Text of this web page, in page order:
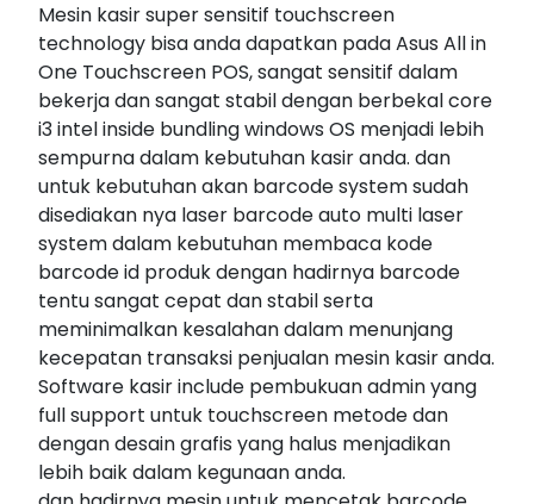
Mesin kasir super sensitif touchscreen
technology bisa anda dapatkan pada Asus All in
One Touchscreen POS, sangat sensitif dalam
bekerja dan sangat stabil dengan berbekal core
i3 intel inside bundling windows OS menjadi lebih
sempurna dalam kebutuhan kasir anda. dan
untuk kebutuhan akan barcode system sudah
disediakan nya laser barcode auto multi laser
system dalam kebutuhan membaca kode
barcode id produk dengan hadirnya barcode
tentu sangat cepat dan stabil serta
meminimalkan kesalahan dalam menunjang
kecepatan transaksi penjualan mesin kasir anda.
Software kasir include pembukuan admin yang
full support untuk touchscreen metode dan
dengan desain grafis yang halus menjadikan
lebih baik dalam kegunaan anda.